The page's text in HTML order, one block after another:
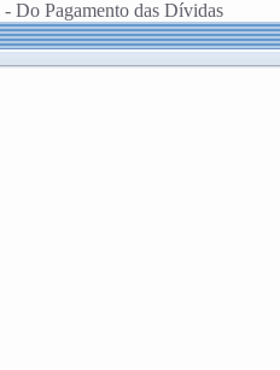
Pagamento das Dívidas